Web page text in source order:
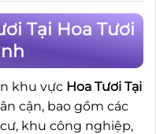
Tại Hoa Tươi
khu vực Hoa Tươi Tại
cận, bao gồm các
khu công nghiệp,